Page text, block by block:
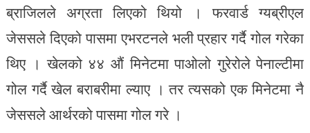
ब्राजिलले अग्रता लिएको थियो । फरवार्ड ग्यब्रीएल
जेससले दिएको पासमा एभरटनले भली प्रहार गर्दै गोल गरेका
थिए । खेलको ४४ औं मिनेटमा पाओलो गुरेरोले पेनाल्टीमा
गोल गर्दै खेल बराबरीमा ल्याए । तर त्यसको एक मिनेटमा नै
जेससले आर्थरको पासमा गोल गरे ।